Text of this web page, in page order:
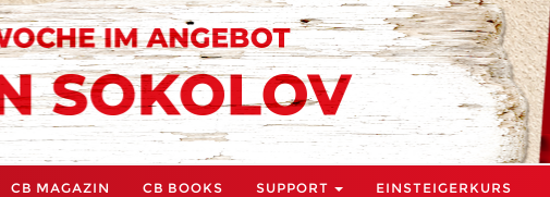
CB MAGAZIN CB BOOKS SUPPORT EINSTEIGERKURS